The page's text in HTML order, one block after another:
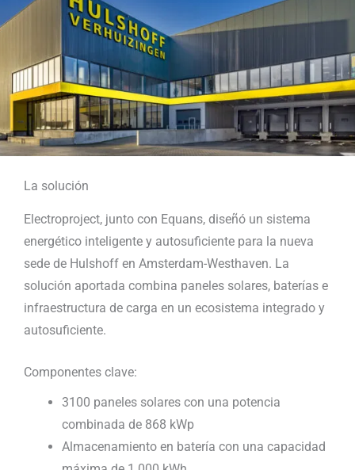
La solución
Electroproject, junto con Equans, diseñó un sistema
energético inteligente y autosuficiente para la nueva
sede de Hulshoff en Amsterdam-Westhaven. La
solución aportada combina paneles solares, baterías e
infraestructura de carga en un ecosistema integrado y
autosuficiente.
Componentes clave:
3100 paneles solares con una potencia
combinada de 868 kWp
Almacenamiento en batería con una capacidad